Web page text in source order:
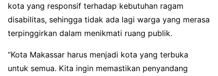
kota yang responsif terhadap kebutuhan ragam
disabilitas, sehingga tidak ada lagi warga yang merasa
terpinggirkan dalam menikmati ruang publik.
“Kota Makassar harus menjadi kota yang terbuka
untuk semua. Kita ingin memastikan penyandang